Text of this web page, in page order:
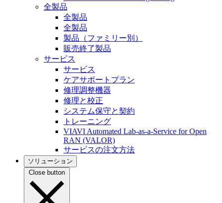
全製品
全製品
全製品
製品（ファミリー別）
販売終了製品
サービス
サービス
ケアサポートプラン
修理調整機器
修理と校正
システム保守と契約
トレーニング
VIAVI Automated Lab-as-a-Service for Open
RAN (VALOR)
サービスの注文方法
ソリューション
Close button